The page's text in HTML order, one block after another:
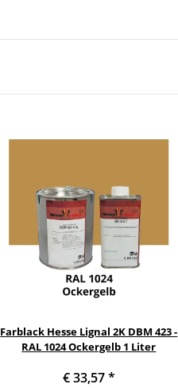
Farblack Hesse Lignal 2K DBM 423 -
RAL 1024 Ockergelb 1 Liter
€ 33,57*